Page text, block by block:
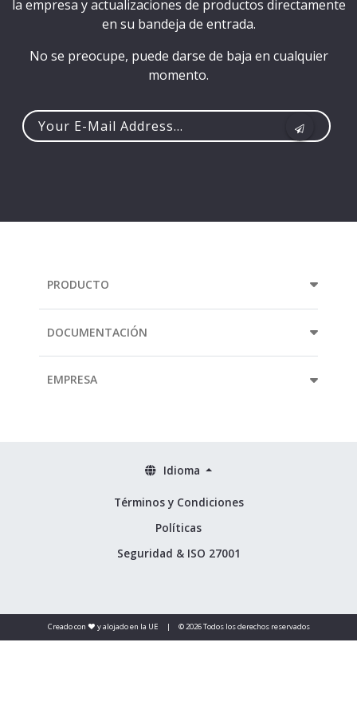
la empresa y actualizaciones de productos directamente
en su bandeja de entrada.
No se preocupe, puede darse de baja en cualquier
momento.
PRODUCTO
DOCUMENTACIÓN
EMPRESA
Términos y Condiciones
Políticas
Seguridad & ISO 27001
Idioma
Creado con ❤️ y alojado en la UE | © 2026 Todos los derechos reservados